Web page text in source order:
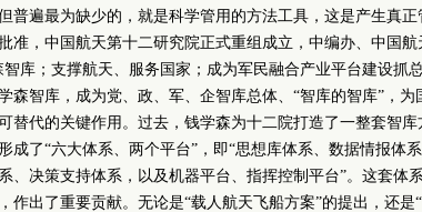
普遍最为缺少的，就是科学管用的方法工具，这是产生真正
准，中国航天第十二研究院正式重组成立，中编办、中国
库；支撑航天、服务国家；成为军民融合产业平台建设抓
森智库，成为党、政、军、企智库总体、“智库的智库”，为
替代的关键作用。过去，钱学森为十二院打造了一整套智
成了“六大体系、两个平台”，即“思想库体系、数据情报体
、决策支持体系，以及机器平台、指挥控制平台”。这套体
作出了重要贡献。无论是“载人航天飞船方案”的提出，还是